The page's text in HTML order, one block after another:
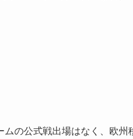
の公式戦出場はなく、欧州